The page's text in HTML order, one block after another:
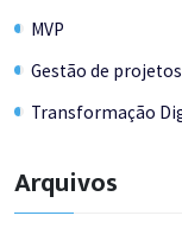
MVP
Gestão de
Transformação
Arquivos